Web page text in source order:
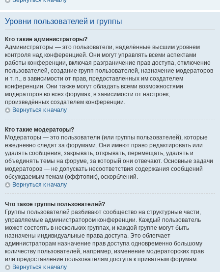
Уровни пользователей и группы
Кто такие администраторы?
Администраторы — это пользователи, наделённые высшим уровнем
контроля над конференцией. Они могут управлять всеми аспектами
работы конференции, включая разграничение прав доступа, отключение
пользователей, создание групп пользователей, назначение модераторов
и т. п., в зависимости от прав, предоставленных им создателем
конференции. Они также могут обладать всеми возможностями
модераторов во всех форумах, в зависимости от настроек,
произведённых создателем конференции.
Вернуться к началу
Кто такие модераторы?
Модераторы — это пользователи (или группы пользователей), которые
ежедневно следят за форумами. Они имеют право редактировать или
удалять сообщения, закрывать, открывать, перемещать, удалять и
объединять темы на форуме, за который они отвечают. Основные задачи
модераторов — не допускать несоответствия содержания сообщений
обсуждаемым темам (оффтопик), оскорблений.
Вернуться к началу
Что такое группы пользователей?
Группы пользователей разбивают сообщество на структурные части,
управляемые администратором конференции. Каждый пользователь
может состоять в нескольких группах, и каждой группе могут быть
назначены индивидуальные права доступа. Это облегчает
администраторам назначение прав доступа одновременно большому
количеству пользователей, например, изменение модераторских прав
или предоставление пользователям доступа к приватным форумам.
Вернуться к началу